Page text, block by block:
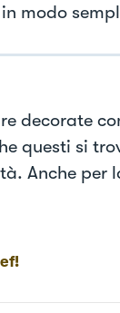
modo
decorate
questi si
Anche per